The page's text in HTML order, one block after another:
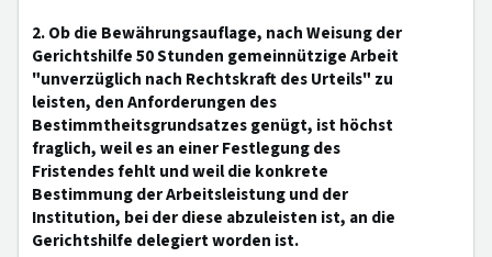
2. Ob die Bewährungsauflage, nach Weisung der
Gerichtshilfe 50 Stunden gemeinnützige Arbeit
"unverzüglich nach Rechtskraft des Urteils" zu
leisten, den Anforderungen des
Bestimmtheitsgrundsatzes genügt, ist höchst
fraglich, weil es an einer Festlegung des
Fristendes fehlt und weil die konkrete
Bestimmung der Arbeitsleistung und der
Institution, bei der diese abzuleisten ist, an die
Gerichtshilfe delegiert worden ist.